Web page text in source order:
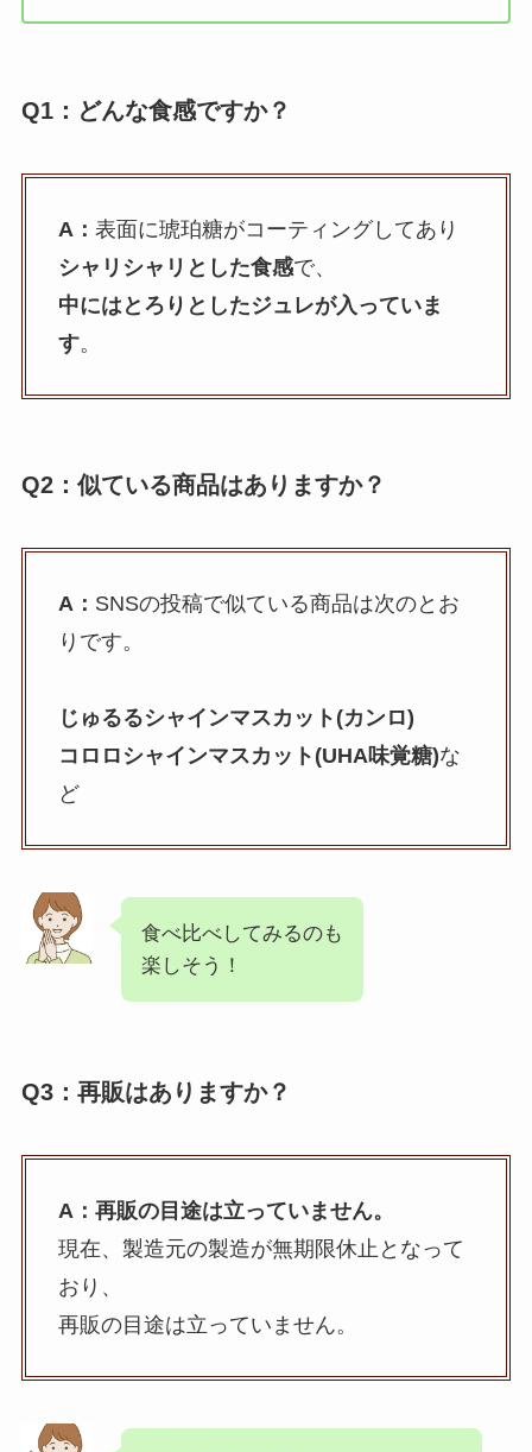
Q1：どんな食感ですか？
A： 表面に琥珀糖がコーティングしてあり
シャリシャリとした食感で、
中にはとろりとしたジュレが入っていま
す。
Q2：似ている商品はありますか？
A： SNSの投稿で似ている商品は次のとお
りです。
じゅるるシャインマスカット(カンロ)
コロロシャインマスカット(UHA味覚糖)な
ど
食べ比べしてみるのも
楽しそう！
Q3：再販はありますか？
A：再販の目途は立っていません。
現在、製造元の製造が無期限休止となって
おり、
再販の目途は立っていません。